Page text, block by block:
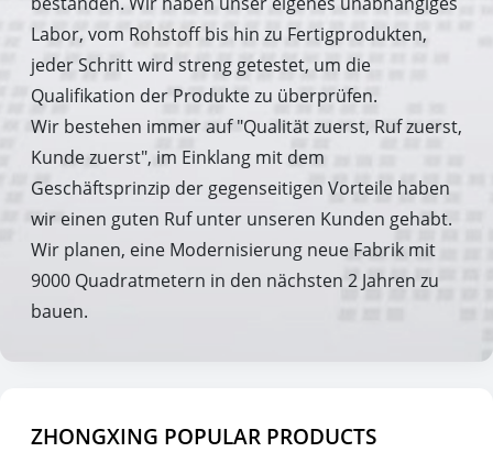
Labor, vom Rohstoff bis hin zu Fertigprodukten,
jeder Schritt wird streng getestet, um die
Qualifikation der Produkte zu überprüfen.
Wir bestehen immer auf "Qualität zuerst, Ruf zuerst,
Kunde zuerst", im Einklang mit dem
Geschäftsprinzip der gegenseitigen Vorteile haben
wir einen guten Ruf unter unseren Kunden gehabt.
Wir planen, eine Modernisierung neue Fabrik mit
9000 Quadratmetern in den nächsten 2 Jahren zu
bauen.
ZHONGXING POPULAR PRODUCTS